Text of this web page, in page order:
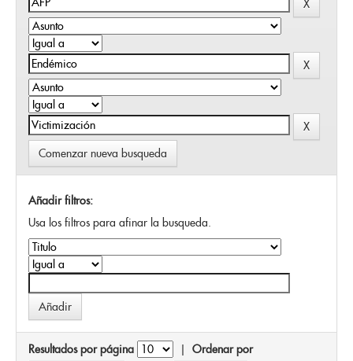
Comenzar nueva busqueda
Añadir filtros:
Usa los filtros para afinar la busqueda.
Resultados por página | Ordenar por